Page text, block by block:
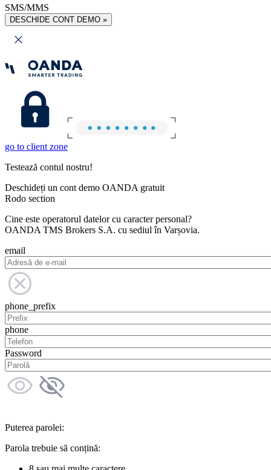
SMS/MMS
DESCHIDE CONT DEMO »
go to client zone
Testează contul nostru!
Deschideți un cont demo OANDA gratuit
Rodo section
Cine este operatorul datelor cu caracter personal?
OANDA TMS Brokers S.A. cu sediul în Varșovia.
email
phone_prefix
phone
Password
Puterea parolei:
Parola trebuie să conțină: